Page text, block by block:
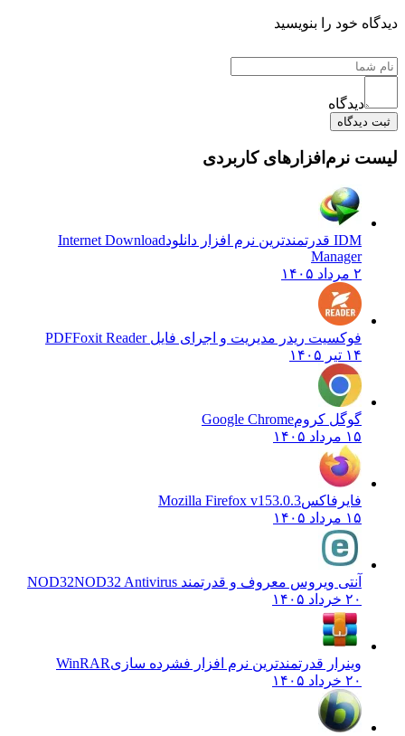
دیدگاه خود را بنویسید
دیدگاه
ثبت دیدگاه
لیست نرم‌افزارهای کاربردی
IDM قدرتمندترین نرم افزار دانلود
Internet Download
Manager
۲ مرداد ۱۴۰۵
فوکسیت ریدر مدیریت و اجرای فایل PDFFoxit Reader
۱۴ تیر ۱۴۰۵
گوگل کرومGoogle Chrome
۱۵ مرداد ۱۴۰۵
فایرفاکسMozilla Firefox v153.0.3
۱۵ مرداد ۱۴۰۵
آنتی ویروس معروف و قدرتمند NOD32 NOD32 Antivirus
۲۰ خرداد ۱۴۰۵
وینرار قدرتمندترین نرم افزار فشرده سازیWinRAR
۲۰ خرداد ۱۴۰۵